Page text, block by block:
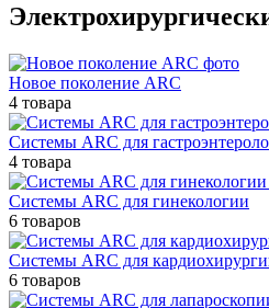
Новое поколение ARC
4 товара
Системы ARC для
4 товара
Системы ARC для гинекологии
6 товаров
Системы ARC для
6 товаров